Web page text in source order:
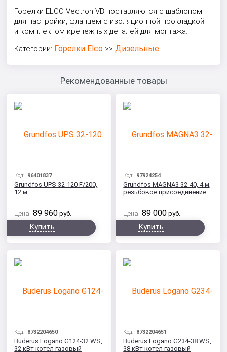
Горелки ELCO Vectron VB поставляются с шаблоном
для настройки, фланцем с изоляционной прокладкой
и комплектом крепежных деталей для монтажа.
Категории: Горелки Elco >>Дизельные
Рекомендованные товары
Код: 96401837
Grundfos UPS 32-120 F/200,
12 м
Цена: 89 960 руб.
Купить
Код: 97924254
Grundfos MAGNA3 32-40, 4 м,
резьбовое присоединение
Цена: 89 000 руб.
Купить
Код: 8732204650
Buderus Logano G124-32 WS,
32 кВт котел газовый
Код: 8732204651
Buderus Logano G234-38 WS,
38 кВт котел газовый